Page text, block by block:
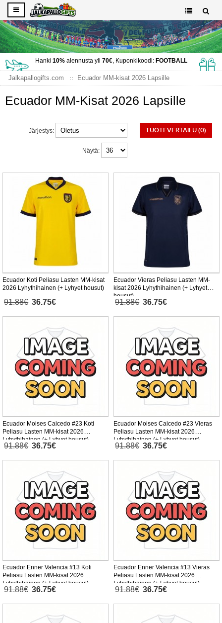
Hanki 10%alennusta yli 70€, Kuponkikoodi: FOOTBALL
Jalkapallogifts.com Ecuador MM-kisat 2026 Lapsille
Ecuador MM-Kisat 2026 Lapsille
TUOTEVERTAILU (0)
Järjestys:
Näytä:
Ecuador Koti Peliasu Lasten MM-kisat
2026 Lyhythihainen (+ Lyhyet housut)
91.88€ 36.75€
Ecuador Vieras Peliasu Lasten MM-
kisat 2026 Lyhythihainen (+ Lyhyet
housut)
91.88€ 36.75€
Ecuador Moises Caicedo #23 Koti
Peliasu Lasten MM-kisat 2026
Lyhythihainen (+ Lyhyet housut)
91.88€ 36.75€
Ecuador Moises Caicedo #23 Vieras
Peliasu Lasten MM-kisat 2026
Lyhythihainen (+ Lyhyet housut)
91.88€ 36.75€
Ecuador Enner Valencia #13 Koti
Peliasu Lasten MM-kisat 2026
Lyhythihainen (+ Lyhyet housut)
91.88€ 36.75€
Ecuador Enner Valencia #13 Vieras
Peliasu Lasten MM-kisat 2026
Lyhythihainen (+ Lyhyet housut)
91.88€ 36.75€